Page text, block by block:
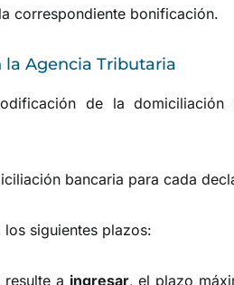
correspondiente bonificación.
Agencia Tributaria
de la
bancaria para cada
siguientes plazos:
a ingresar, el plazo